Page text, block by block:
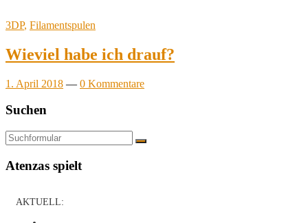
3DP, Filamentspulen
Wieviel habe ich drauf?
1. April 2018 — 0 Kommentare
Suchen
Suchen
Atenzas spielt
AKTUELL: